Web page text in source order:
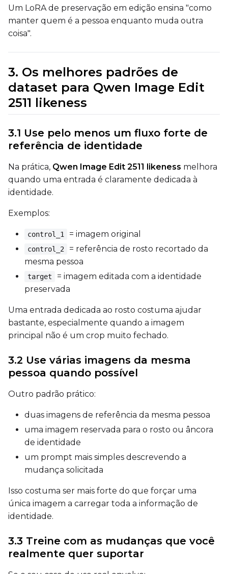
ToggleFlip X
Flip X
ToggleFlip Y
Flip Y
Resolutions
Toggle 256
256
Toggle512
512
SAMPLE
Sampler
FlowMatch
Sample Steps
Seed
Advanced Sampling
ToggleForce First
Force First Sample
Um LoRA de preservação em edição ensina "como
manter quem é a pessoa enquanto muda outra
coisa".
3. Os melhores padrões de
dataset para Qwen Image Edit
2511 likeness
3.1 Use pelo menos um fluxo forte de
referência de identidade
Na prática, Qwen Image Edit 2511 likeness melhora
quando uma entrada é claramente dedicada à
identidade.
Exemplos:
control_1 = imagem original
control_2
= referência de rosto recortado da
mesma pessoa
target
= imagem editada com a identidade
preservada
Uma entrada dedicada ao rosto costuma ajudar
bastante, especialmente quando a imagem
principal não é um crop muito fechado.
3.2 Use várias imagens da mesma
pessoa quando possível
Outro padrão prático:
duas imagens de referência da mesma pessoa
uma imagem reservada para o rosto ou âncora
de identidade
um prompt mais simples descrevendo a
mudança solicitada
Isso costuma ser mais forte do que forçar uma
única imagem a carregar toda a informação de
identidade.
3.3 Treine com as mudanças que você
realmente quer suportar